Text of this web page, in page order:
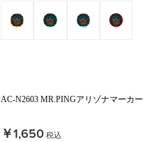
AC-N2603 MR.PINGアリゾナマーカー
￥1,650税込